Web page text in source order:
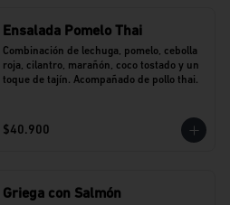
Ensalada Pomelo Thai
Combinación de lechuga, pomelo, cebolla
roja, cilantro, marañón, coco tostado y un
toque de tajín. Acompañado de pollo thai.
$40.900
Griega con Salmón